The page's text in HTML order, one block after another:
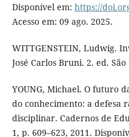
Disponível em: https://
Acesso em: 09 ago. 2025.
WITTGENSTEIN, Ludwig.
José Carlos Bruni. 2. ed.
YOUNG, Michael. O futuro
do conhecimento: a defesa
disciplinar. Cadernos de
1, p. 609–623, 2011.